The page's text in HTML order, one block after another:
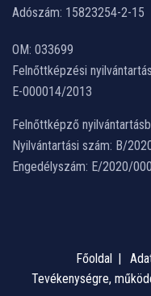
Adószám: 15823254-2-15
OM: 033699
Felnőttképzési
E-000014/2013
Felnőttképző
Nyilvántartási szám: B/
Engedélyszám: E/2020/
Főoldal
Tevékenységre,